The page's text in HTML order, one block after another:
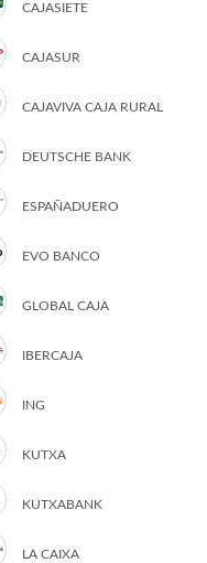
CAJASIETE
CAJASUR
CAJAVIVA CAJA RURAL
DEUTSCHE BANK
ESPAÑADUERO
EVO BANCO
GLOBAL CAJA
IBERCAJA
ING
KUTXA
KUTXABANK
LA CAIXA